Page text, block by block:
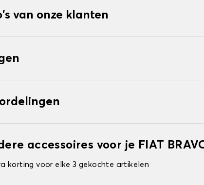
van onze klanten
accessoires voor je FIAT
korting voor elke 3 gekochte artikelen